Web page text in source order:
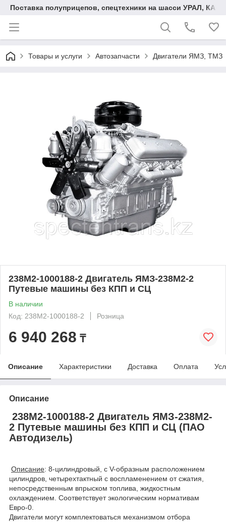
Поставка полуприцепов, спецтехники на шасси УРАЛ,
Товары и услуги Автозапчасти Двигатели ЯМЗ, ТМЗ
238М2-1000188-2 Двигатель ЯМЗ-238М2-2
Путевые машины без КПП и СЦ
В наличии
Код: 238М2-1000188-2
Розница
6 940 268 ₸
Описание Характеристики Доставка Оплата
Описание
238М2-1000188-2 Двигатель ЯМЗ-238М2-
2 Путевые машины без КПП и СЦ (ПАО
Автодизель)
Описание: 8-цилиндровый, с V-образным расположением
цилиндров, четырехтактный с воспламенением от сжатия,
непосредственным впрыском топлива, жидкостным
охлаждением. Соответствует экологическим нормативам
Евро-0.
Двигатели могут комплектоваться механизмом отбора